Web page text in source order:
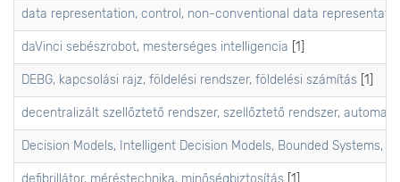
data representation, control, non-conventional data
daVinci sebészrobot, mesterséges intelligencia [1]
DEBG, kapcsolási rajz, földelési rendszer, földelési számítás [1]
decentralizált szellőztető rendszer, szellőztető rendszer,
Decision Models, Intelligent Decision Models, Bounded Systems,
defibrillátor, méréstechnika, minőségbiztosítás [1]